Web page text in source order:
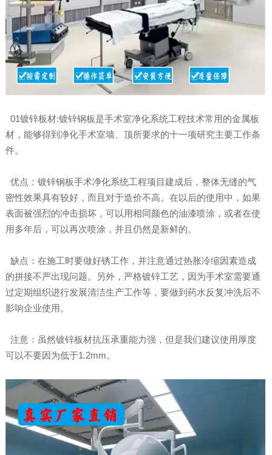
01镀锌板材:镀锌钢板是手术室净化系统工程技术常用的金属板
材，能够得到净化手术室墙、顶所要求的十一项研究主要工作条
件。
优点：镀锌钢板手术净化系统工程项目建成后，整体无缝的气
密性效果具有较好，而且对于造价不高。在以后的使用中，如果
表面被强烈的冲击损坏，可以用相同颜色的油漆喷涂，或者在使
用多年后，可以再次喷涂，并且仍然是新鲜的。
缺点：在施工时要做好锈工作，并注意通过热胀冷缩因素造成
的拼接不严出现问题。另外，严格镀锌工艺，因为手术室需要通
过定期组织进行发展清洁生产工作等，要做到药水反复冲洗后不
影响企业使用。
注意：虽然镀锌板材抗压承重能力强，但是我们建议使用厚度
可以不要因为低于1.2mm。